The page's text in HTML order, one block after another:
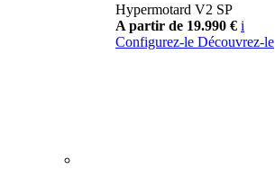
Hypermotard V2 SP
A partir de 19.990 € i
Configurez-le Découvrez-le